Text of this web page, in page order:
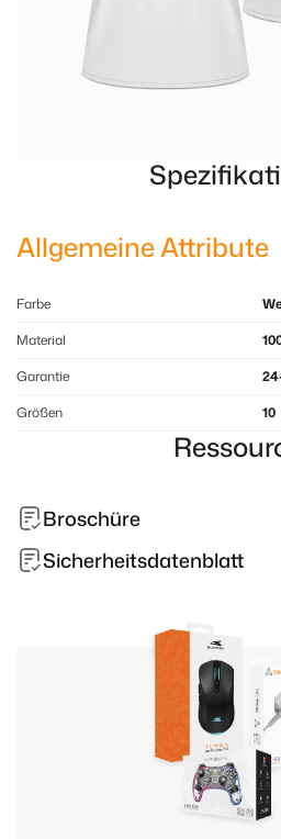
Allgemeine Attribute
Farbe
Material
Garantie
Größen
10
Broschüre
Sicherheitsdatenblatt